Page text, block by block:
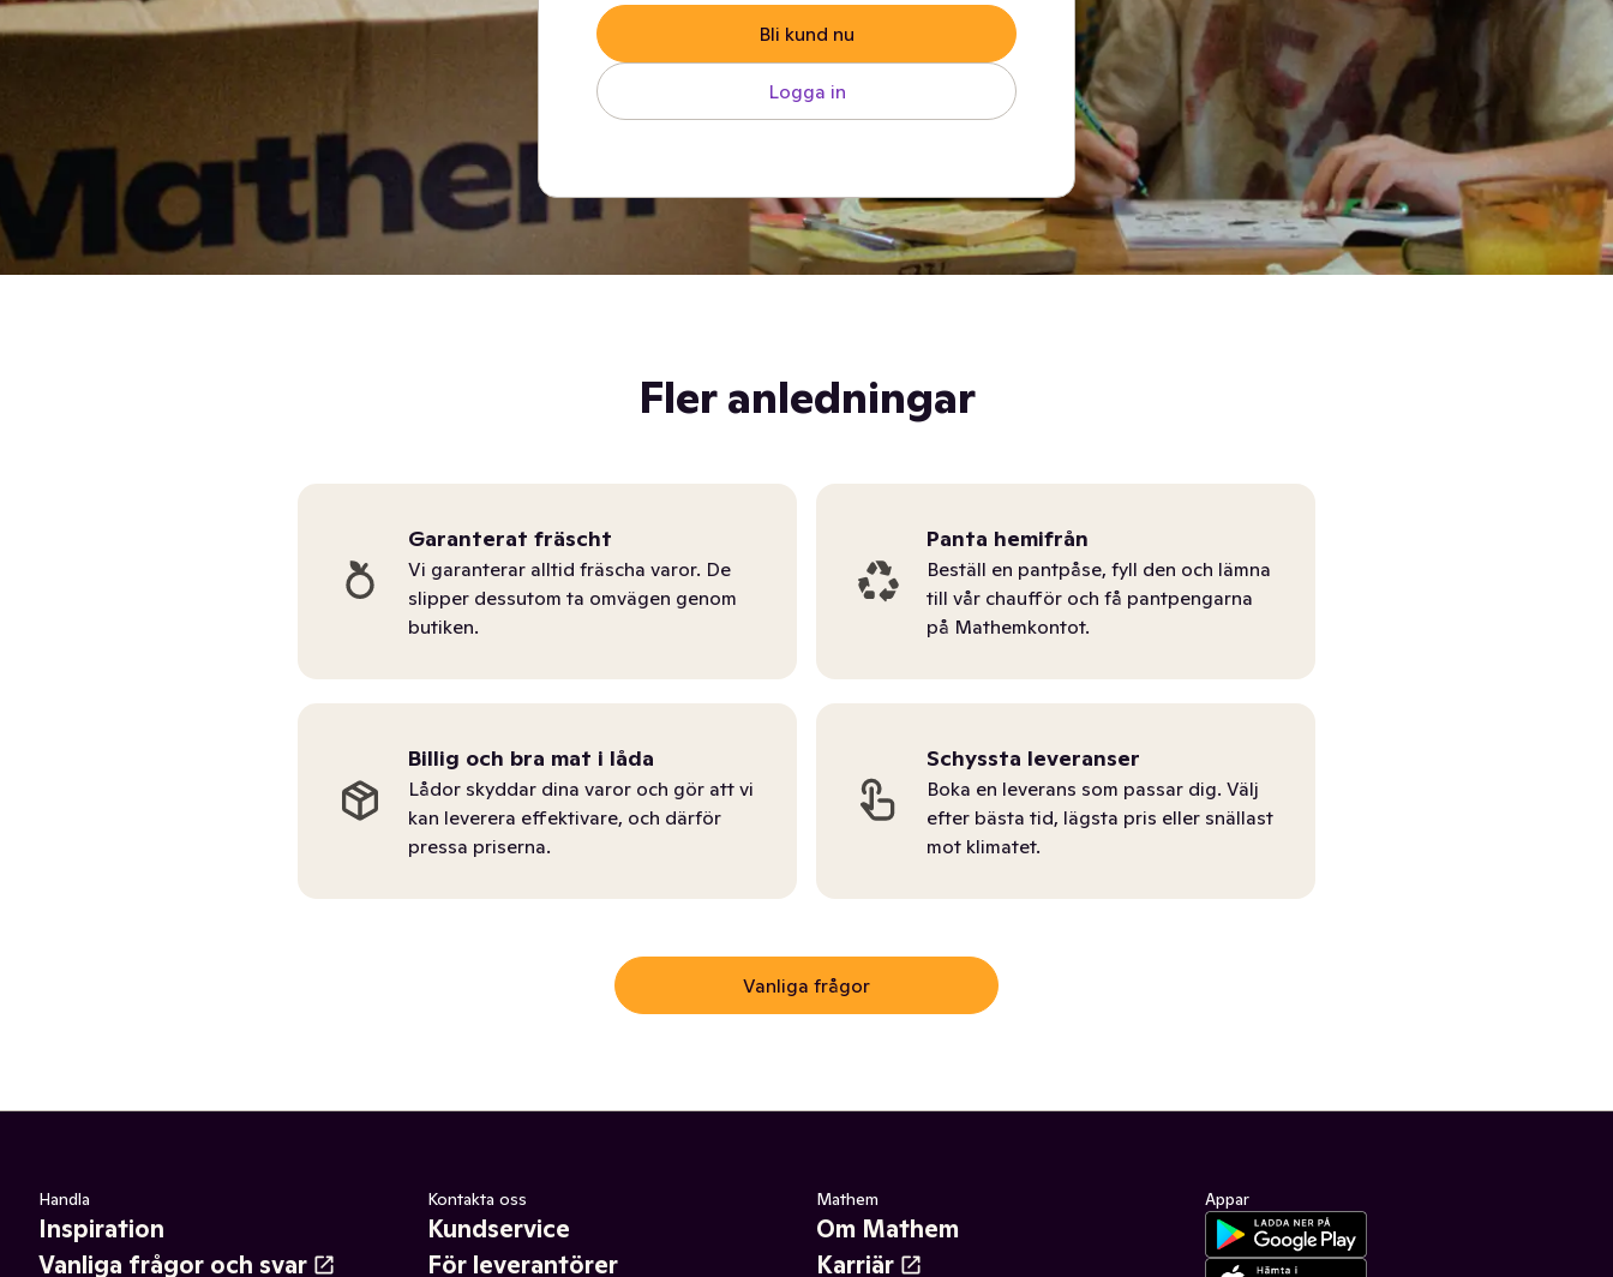
Bli kund nu
Logga in
Fler anledningar
Garanterat fräscht
Vi garanterar alltid fräscha varor. De
slipper dessutom ta omvägen genom
butiken.
Panta hemifrån
Beställ en pantpåse, fyll den och lämna
till vår chaufför och få pantpengarna
på Mathemkontot.
Billig och bra mat i låda
Lådor skyddar dina varor och gör att vi
kan leverera effektivare, och därför
pressa priserna.
Schyssta leveranser
Boka en leverans som passar dig. Välj
efter bästa tid, lägsta pris eller snällast
mot klimatet.
Vanliga frågor
Handla
Inspiration
Vanliga frågor och svar
Kontakta oss
Kundservice
För leverantörer
Mathem
Om Mathem
Karriär
Appar